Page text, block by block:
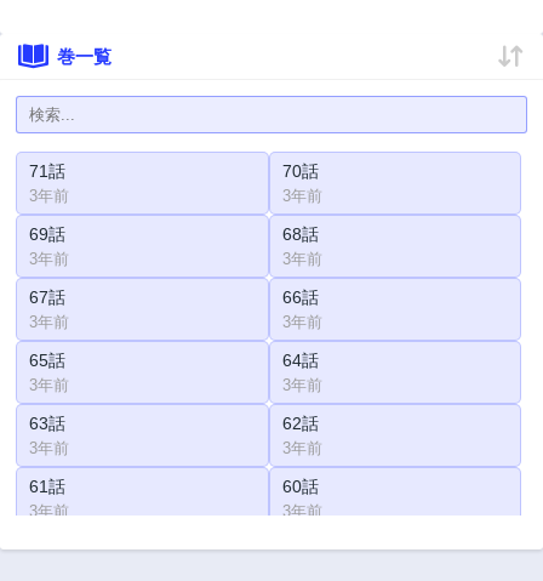
巻一覧
71話
3年前
70話
3年前
69話
3年前
68話
3年前
67話
3年前
66話
3年前
65話
3年前
64話
3年前
63話
3年前
62話
3年前
61話
3年前
60話
3年前
59話 58話